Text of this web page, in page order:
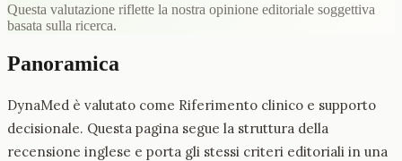
Questa valutazione riflette la nostra opinione editoriale soggettiva
basata sulla ricerca.
Panoramica
DynaMed è valutato come Riferimento clinico e supporto
decisionale. Questa pagina segue la struttura della
recensione inglese e porta gli stessi criteri editoriali in una